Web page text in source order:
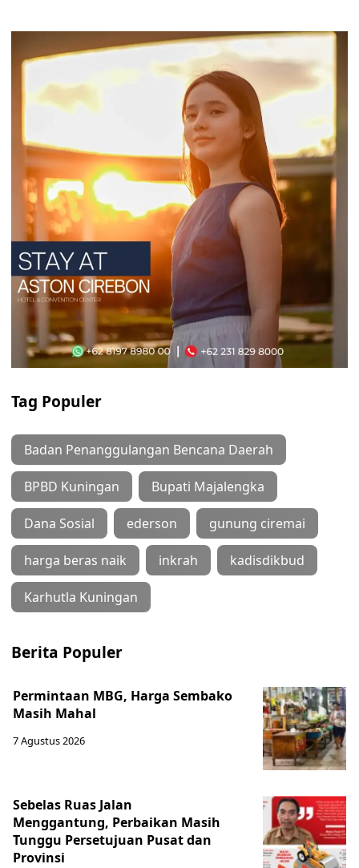
Tag Populer
Badan Penanggulangan Bencana Daerah
BPBD Kuningan Bupati Majalengka
Dana Sosial ederson gunung ciremai
harga beras naik inkrah kadisdikbud
Karhutla Kuningan
Berita Populer
Permintaan MBG, Harga Sembako
Masih Mahal
7 Agustus 2026
Sebelas Ruas Jalan
Menggantung, Perbaikan Masih
Tunggu Persetujuan Pusat dan
Provinsi